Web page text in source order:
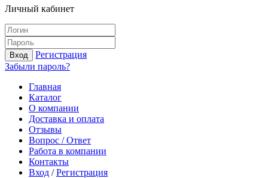
Личный кабинет
Вход
Регистрация
Забыли пароль?
Главная
Каталог
О компании
Доставка и оплата
Отзывы
Вопрос / Ответ
Работа в компании
Контакты
Вход /Регистрация